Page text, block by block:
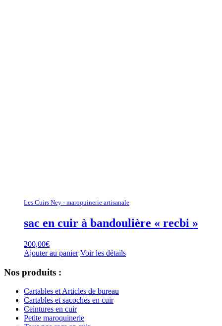
Les Cuirs Ney - maroquinerie artisanale
sac en cuir à bandoulière « recbi »
200,00€
Ajouter au panier Voir les détails
Nos produits :
Cartables et Articles de bureau
Cartables et sacoches en cuir
Ceintures en cuir
Petite maroquinerie